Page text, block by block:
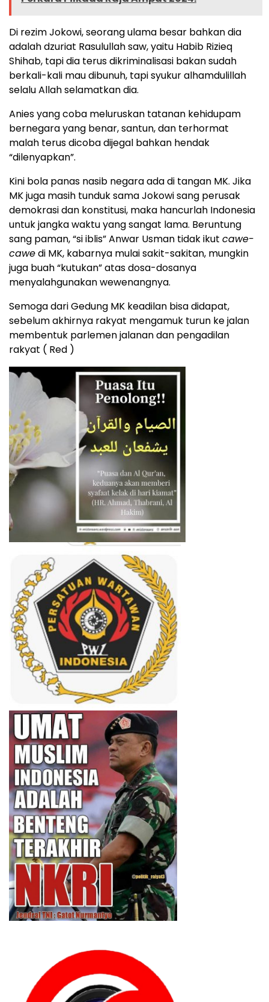
Di rezim Jokowi, seorang ulama besar bahkan dia
adalah dzuriat Rasulullah saw, yaitu Habib Rizieq
Shihab, tapi dia terus dikriminalisasi bakan sudah
berkali-kali mau dibunuh, tapi syukur alhamdulillah
selalu Allah selamatkan dia.
Anies yang coba meluruskan tatanan kehidupam
bernegara yang benar, santun, dan terhormat
malah terus dicoba dijegal bahkan hendak
“dilenyapkan”.
Kini bola panas nasib negara ada di tangan MK. Jika
MK juga masih tunduk sama Jokowi sang perusak
demokrasi dan konstitusi, maka hancurlah Indonesia
untuk jangka waktu yang sangat lama. Beruntung
sang paman, “si iblis” Anwar Usman tidak ikut cawe-
cawedi MK, kabarnya mulai sakit-sakitan, mungkin
juga buah “kutukan” atas dosa-dosanya
menyalahgunakan wewenangnya.
Semoga dari Gedung MK keadilan bisa didapat,
sebelum akhirnya rakyat mengamuk turun ke jalan
membentuk parlemen jalanan dan pengadilan
rakyat ( Red )